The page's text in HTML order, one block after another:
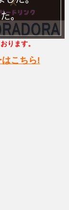
ります。
こちら!